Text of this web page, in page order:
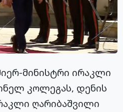
მინისტრი ირაკლი
კოლეგას, დენის
ღარიბაშვილი